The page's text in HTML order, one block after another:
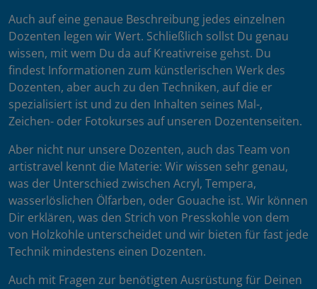
Auch auf eine genaue Beschreibung jedes einzelnen
Dozenten legen wir Wert. Schließlich sollst Du genau
wissen, mit wem Du da auf Kreativreise gehst. Du
findest Informationen zum künstlerischen Werk des
Dozenten, aber auch zu den Techniken, auf die er
spezialisiert ist und zu den Inhalten seines Mal-,
Zeichen- oder Fotokurses auf unseren Dozentenseiten.
Aber nicht nur unsere Dozenten, auch das Team von
artistravel kennt die Materie: Wir wissen sehr genau,
was der Unterschied zwischen Acryl, Tempera,
wasserlöslichen Ölfarben, oder Gouache ist. Wir können
Dir erklären, was den Strich von Presskohle von dem
von Holzkohle unterscheidet und wir bieten für fast jede
Technik mindestens einen Dozenten.
Auch mit Fragen zur benötigten Ausrüstung für Deinen